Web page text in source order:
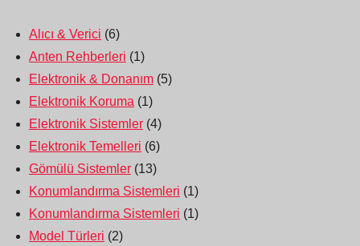
Alıcı & Verici (6)
Anten Rehberleri (1)
Elektronik & Donanım (5)
Elektronik Koruma (1)
Elektronik Sistemler (4)
Elektronik Temelleri (6)
Gömülü Sistemler (13)
Konumlandırma Sistemleri (1)
Konumlandırma Sistemleri (1)
Model Türleri (2)